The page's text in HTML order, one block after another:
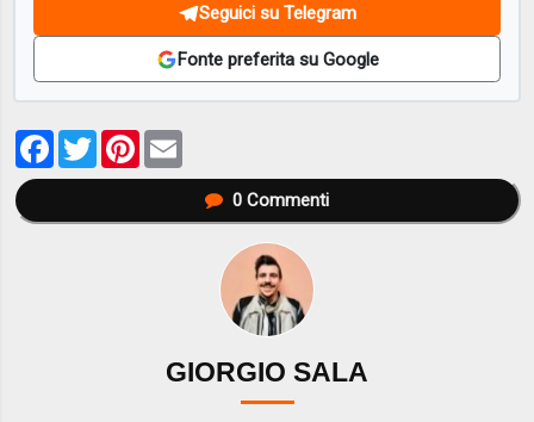
Seguici su Telegram
Fonte preferita su Google
Facebook
TwitterPinterest
0Commenti
GIORGIO SALA